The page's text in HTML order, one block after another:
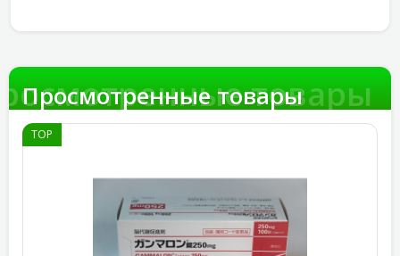
товары
Просмотренные товары
TOP